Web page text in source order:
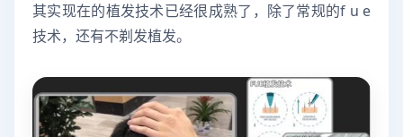
其实现在的植发技术已经很成熟了，除了常规的f u e
技术，还有不剃发植发。